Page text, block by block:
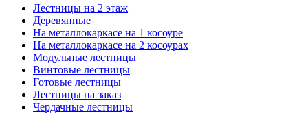
Лестницы на 2 этаж
Деревянные
На металлокаркасе на 1 косоуре
На металлокаркасе на 2 косоурах
Модульные лестницы
Винтовые лестницы
Готовые лестницы
Лестницы на заказ
Чердачные лестницы